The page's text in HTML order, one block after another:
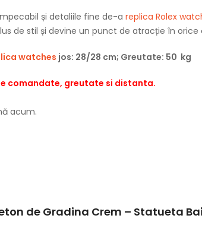
și detaliile fine de-a replica Rolex
de stil și devine un punct de atracție în orice
watches jos: 28/28 cm; Greutate: 50 kg
comandate, greutate si distanta.
acum.
de Gradina Crem – Statueta